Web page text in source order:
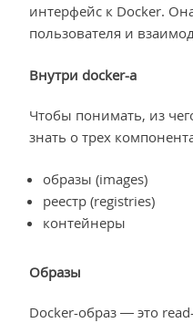
интерфейс к Docker.
пользователя и
Внутри docker-а
Чтобы понимать, из
знать о трех
образы (images)
реестр (registries)
контейнеры
Образы
Docker-образ — это